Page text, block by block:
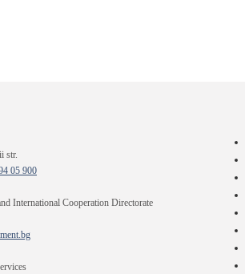
str.
05 900
International Cooperation Directorate